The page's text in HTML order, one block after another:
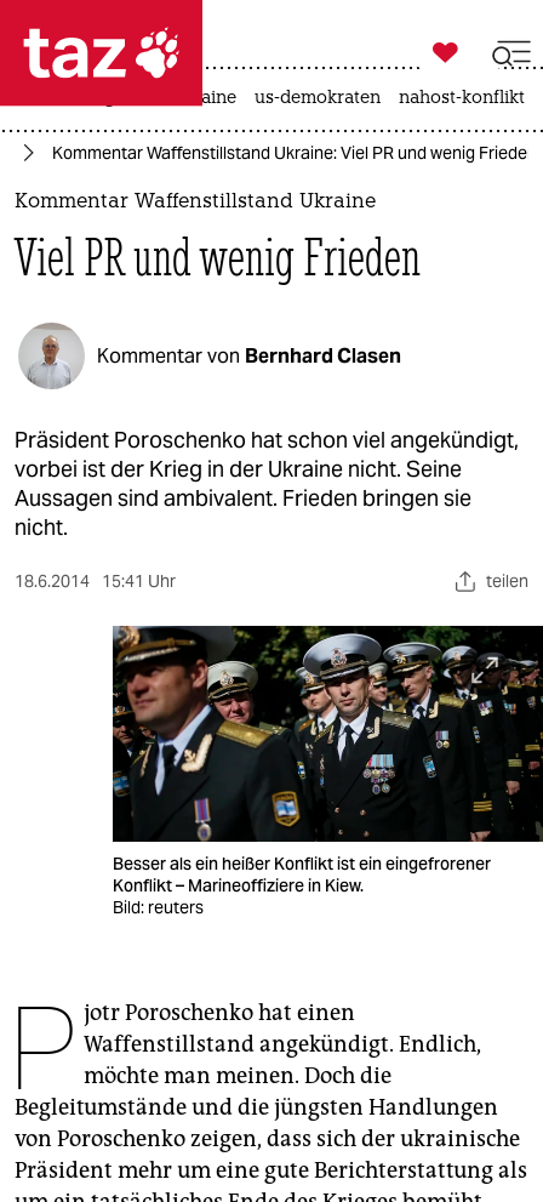
 taz zahl ich
taz zahl ich
politik
öko
gesellschaft
kultur
sport
wahrheit
veranstaltungen
fragen & hilfe
genossenschaft
epaper login

taz zahl ich
krieg in der ukraine us-demokraten nahost-konflikt
Kommentar Waffenstillstand Ukraine: Viel PR und wenig Frieden
Kommentar Waffenstillstand Ukraine
Viel PR und wenig Frieden
Kommentar von Bernhard Clasen
Präsident Poroschenko hat schon viel angekündigt,
vorbei ist der Krieg in der Ukraine nicht. Seine
Aussagen sind ambivalent. Frieden bringen sie
nicht.
18.6.2014 15:41 Uhr teilen
Besser als ein heißer Konflikt ist ein eingefrorener
Konflikt – Marineoffiziere in Kiew.
Bild: reuters
P jotr Poroschenko hat einen
Waffenstillstand angekündigt. Endlich,
möchte man meinen. Doch die
Begleitumstände und die jüngsten Handlungen
von Poroschenko zeigen, dass sich der ukrainische
Präsident mehr um eine gute Berichterstattung als